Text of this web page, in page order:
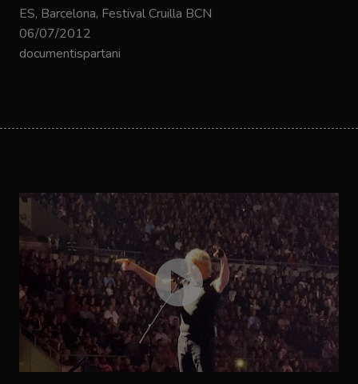
ES, Barcelona, Festival Cruilla BCN
06/07/2012
documentispartani